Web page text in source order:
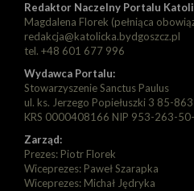
Redaktor Naczelny Portalu
Magdalena Florek (pełniąca
redakcja@katolicka.bydgoszcz.pl
tel. +48 601 677 996
Wydawca Portalu:
Stowarzyszenie Sanctus Paulus
ul. ks. Jerzego Popiełuszki 3 85-
KRS 0000408166 NIP 953-263-
Zarząd:
Prezes: Piotr Florek
Wiceprezes: Paweł Szarapka
Wiceprezes: Michał Jędryka